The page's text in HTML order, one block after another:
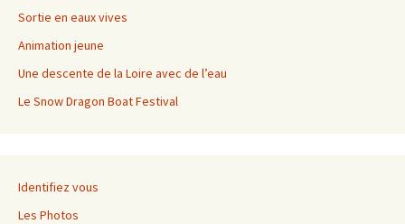
Sortie en eaux vives
Animation jeune
Une descente de la Loire avec de l’eau
Le Snow Dragon Boat Festival
Identifiez vous
Les Photos